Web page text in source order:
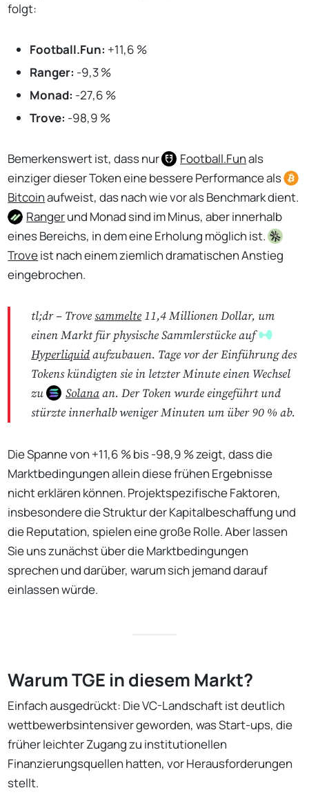
folgt:
Football.Fun: +11,6 %
Ranger: -9,3 %
Monad: -27,6 %
Trove: -98,9 %
Bemerkenswert ist, dass nur Football.Funals
einziger dieser Token eine bessere Performance als
Bitcoinaufweist, das nach wie vor als Benchmark dient.
Rangerund Monad sind im Minus, aber innerhalb
eines Bereichs, in dem eine Erholung möglich ist.
Troveist nach einem ziemlich dramatischen Anstieg
eingebrochen.
tl;dr – Trovesammelte 11,4 Millionen Dollar, um
einen Markt für physische Sammlerstücke auf
Hyperliquidaufzubauen. Tage vor der Einführung des
Tokens kündigten sie in letzter Minute einen Wechsel
zu
Solanaan. Der Token wurde eingeführt und
stürzte innerhalb weniger Minuten um über 90 % ab.
Die Spanne von +11,6 % bis -98,9 % zeigt, dass die
Marktbedingungen allein diese frühen Ergebnisse
nicht erklären können. Projektspezifische Faktoren,
insbesondere die Struktur der Kapitalbeschaffung und
die Reputation, spielen eine große Rolle. Aber lassen
Sie uns zunächst über die Marktbedingungen
sprechen und darüber, warum sich jemand darauf
einlassen würde.
Warum TGE in diesem Markt?
Einfach ausgedrückt: Die VC-Landschaft ist deutlich
wettbewerbsintensiver geworden, was Start-ups, die
früher leichter Zugang zu institutionellen
Finanzierungsquellen hatten, vor Herausforderungen
stellt.